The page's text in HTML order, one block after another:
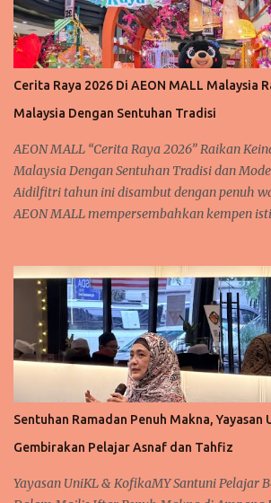
mendendangkan lagu dengan suaranya
telah mengadakan majlis berbuka puasa
di Hotel Concorde, Kuala Lumpur, sebagai
kepada rakan-rakan media atas sokongan
terhadap perjalanan seninya. Acara istimewa
menjadi medan untuk mengeratkan
"Aku Tetap Raya," sert...
Cerita Raya 2026 Di AEON MALL Malaysia
Malaysia Dengan Sentuhan Tradisi
AEON MALL “Cerita Raya 2026” Raikan
Malaysia Dengan Sentuhan Tradisi dan
Aidilfitri tahun ini disambut dengan penuh
AEON MALL mempersembahkan kempen
dijayakan dengan kerjasama Tourism
mengetengahkan keunikan identiti
pengunjung di seluruh negara. Sepanjang
beli-belah AEON MALL di seluruh Malaysia
dekorasi perayaan yang memukau,
tradisional, inspirasi bunga-bungaan tropika
Aidilfitri yang unik. Gabungan ini
bukan sahaja meriah tetapi juga
perayaan yang benar-benar mencerminkan
kemunculan maskot kesayangan AEON
Sentuhan Ramadan Penuh Makna, Yayasan
Gembirakan Pelajar Asnaf dan Tahfiz
Yayasan UniKL & KofikaMY Santuni Pelajar